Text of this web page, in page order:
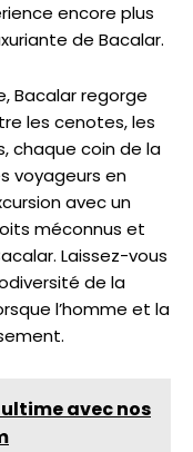
encore plus
de Bacalar.
Bacalar regorge
les cenotes, les
chaque coin de la
voyageurs en
avec un
méconnus et
Laissez-vous
de la
l’homme et la
avec nos